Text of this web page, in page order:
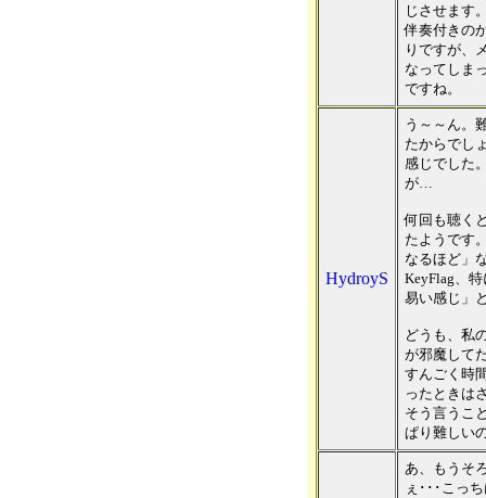
じさせます
伴奏付きの
りですが、
なってしま
ですね。
HydroyS
う～～ん。
たからでし
感じでした
が…
何回も聴く
たようです
なるほど」
KeyFlag、
易い感じ」
どうも、私
が邪魔して
すんごく時
ったときは
そう言うこ
ぱり難しい
あ、もうそ
ぇ･･･こっ